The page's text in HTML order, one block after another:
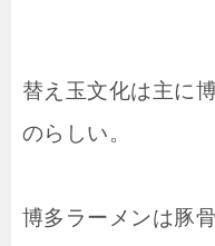
替え玉文化は主に
のらしい。
博多ラーメンは豚